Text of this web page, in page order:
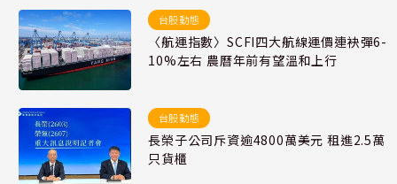
台股動態
〈航運指數〉SCFI四大航線運價連袂彈6-
10%左右 農曆年前有望溫和上行
台股動態
長榮子公司斥資逾4800萬美元 租進2.5萬
只貨櫃